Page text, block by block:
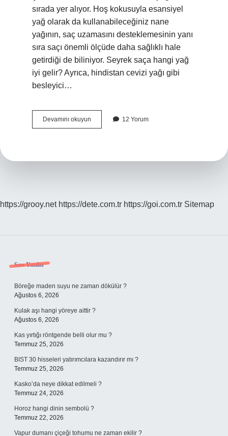
sırada yer alıyor. Hoş kokusuyla esansiyel
yağ olarak da kullanabileceğiniz nane
yağının, saç uzamasını desteklemesinin yanı
sıra saçı önemli ölçüde daha sağlıklı hale
getirdiği de biliniyor. Seyrek saça hangi yağ
iyi gelir? Ayrıca, hindistan cevizi yağı gibi
besleyici…
Devamını okuyun Saçların
Gürleşmesi
12 Yorum
https://grooy.net https://dete.com.tr https://goi.com.tr Sitemap
Sidebar
Son Yazılar
Böreğe maden suyu ne zaman dökülür ?
Ağustos 6, 2026
Kulak aşı hangi yöreye aittir ?
Ağustos 6, 2026
Kas yırtığı röntgende belli olur mu ?
Temmuz 25, 2026
BIST 30 hisseleri yatırımcılara kazandırır mı ?
Temmuz 25, 2026
Kasko’da neye dikkat edilmeli ?
Temmuz 24, 2026
Horoz hangi dinin sembolü ?
Temmuz 22, 2026
Vapur dumanı çiçeği tohumu ne zaman ekilir ?